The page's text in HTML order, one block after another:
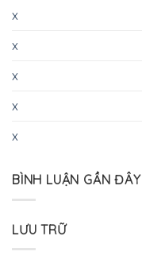
x
x
x
x
x
BÌNH LUẬN GẦN ĐÂY
LƯU TRỮ